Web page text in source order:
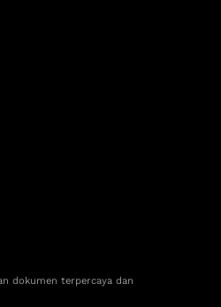
dokumen terpercaya dan